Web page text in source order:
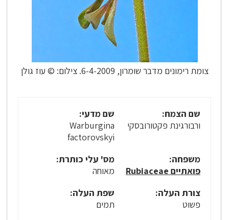
צומת רימונים מדבר שומרון, 6-4-2009. צילום: © עוז גולן
שם הצמח:
ורבורגינת פקטורובסקי
שם מדעי:
Warburgina
factorovskyi
משפחה:
פואתיים Rubiaceae
מס' עלי כותרת:
מאוחה
צורת העלה:
פשוט
שפת העלה:
תמים